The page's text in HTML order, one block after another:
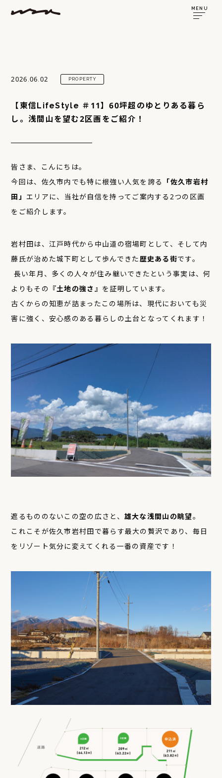
MENU
2026.06.02 PROPERTY
【東信LifeStyle ＃11】60坪超のゆとりある暮ら
し。浅間山を望む2区画をご紹介！
皆さま、こんにちは。
今回は、佐久市内でも特に根強い人気を誇る
「佐久市岩村
田」 エリアに、当社が自信を持ってご案内する2つの区画
をご紹介します。
岩村田は、江戸時代から中山道の宿場町として、そして内
藤氏が治めた城下町として歩んできた歴史ある街です。
長い年月、多くの人々が住み継いできたという事実は、何
よりもその
『土地の強さ』 を証明しています。
古くからの知恵が詰まったこの場所は、現代においても災
害に強く、安心感のある暮らしの土台となってくれます！
遮るもののないこの空の広さと、 雄大な浅間山の眺望。
これこそが佐久市岩村田で暮らす最大の贅沢であり、毎日
をリゾート気分に変えてくれる一番の資産です！